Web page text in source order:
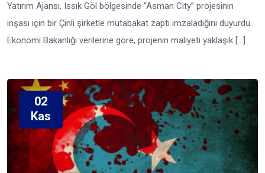
Yatırım Ajansı, Issık Göl bölgesinde “Asman City” projesinin
inşası için bir Çinli şirketle mutabakat zaptı imzaladığını duyurdu.
Ekonomi Bakanlığı verilerine göre, projenin maliyeti yaklaşık […]
02
Kas